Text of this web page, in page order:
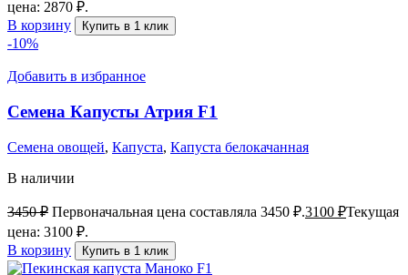
цена: 2870 ₽.
В корзину
Купить в 1 клик
-10%
Добавить в избранное
Семена Капусты Атрия F1
Семена овощей, Капуста, Капуста белокачанная
В наличии
3450₽ Первоначальная цена составляла 3450 ₽.3100 ₽Текущая
цена: 3100 ₽.
В корзину
Купить в 1 клик